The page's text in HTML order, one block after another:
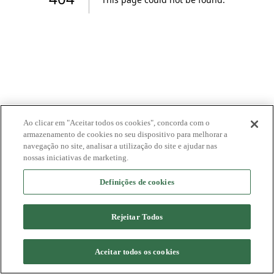
Ao clicar em "Aceitar todos os cookies", concorda com o
armazenamento de cookies no seu dispositivo para melhorar a
navegação no site, analisar a utilização do site e ajudar nas
nossas iniciativas de marketing.
Definições de cookies
Rejeitar Todos
Aceitar todos os cookies